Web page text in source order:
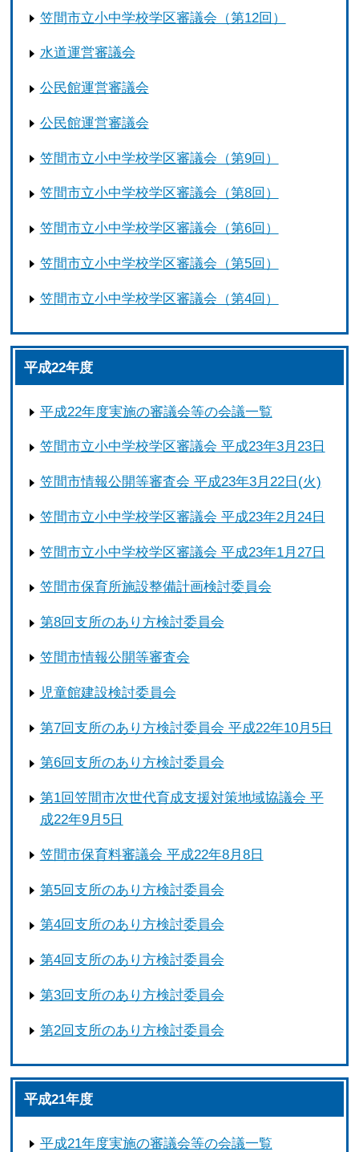
笠間市立小中学校学区審議会（第12回）
水道運営審議会
公民館運営審議会
公民館運営審議会
笠間市立小中学校学区審議会（第9回）
笠間市立小中学校学区審議会（第8回）
笠間市立小中学校学区審議会（第6回）
笠間市立小中学校学区審議会（第5回）
笠間市立小中学校学区審議会（第4回）
平成22年度
平成22年度実施の審議会等の会議一覧
笠間市立小中学校学区審議会 平成23年3月23日
笠間市情報公開等審査会 平成23年3月22日(火)
笠間市立小中学校学区審議会 平成23年2月24日
笠間市立小中学校学区審議会 平成23年1月27日
笠間市保育所施設整備計画検討委員会
第8回支所のあり方検討委員会
笠間市情報公開等審査会
児童館建設検討委員会
第7回支所のあり方検討委員会 平成22年10月5日
第6回支所のあり方検討委員会
第1回笠間市次世代育成支援対策地域協議会 平
成22年9月5日
笠間市保育料審議会 平成22年8月8日
第5回支所のあり方検討委員会
第4回支所のあり方検討委員会
第4回支所のあり方検討委員会
第3回支所のあり方検討委員会
第2回支所のあり方検討委員会
平成21年度
平成21年度実施の審議会等の会議一覧